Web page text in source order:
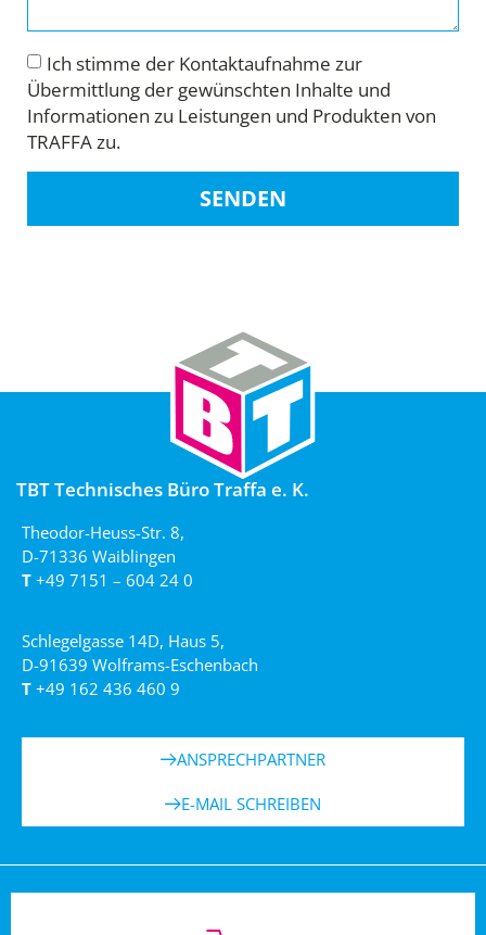
Ich stimme der Kontaktaufnahme zur
Übermittlung der gewünschten Inhalte und
Informationen zu Leistungen und Produkten von
TRAFFA zu.
SENDEN
TBT Technisches Büro Traffa e. K.
Theodor-Heuss-Str. 8,
D-71336 Waiblingen
T +49 7151 – 604 24 0
Schlegelgasse 14D, Haus 5,
D-91639 Wolframs-Eschenbach
T +49 162 436 460 9
ANSPRECHPARTNER
E-MAIL SCHREIBEN